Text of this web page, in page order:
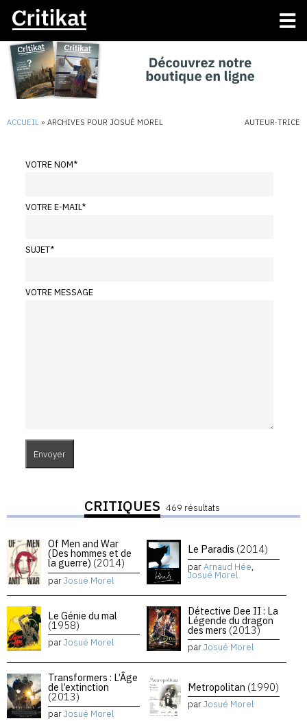
ACCUEIL » ARCHIVES POUR JOSUÉ MOREL AUTEUR·TRICE
VOTRE NOM*
VOTRE E-MAIL*
SUJET*
VOTRE MESSAGE
CRITIQUES 469 résultats
Of Men and War
(Des hommes et de
la guerre) (2014)
parJosué Morel
Le Paradis (2014)
parArnaud Hée,
Josué Morel
Le Génie du mal
(1958)
parJosué Morel
Détective Dee II : La
Légende du dragon
des mers (2013)
parJosué Morel
Transformers : L’Âge
de l’extinction
(2013)
parJosué Morel
Metropolitan (1990)
parJosué Morel